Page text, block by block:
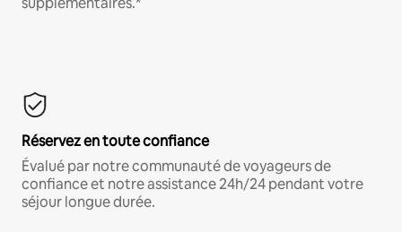
Réservez en toute confiance
Évalué par notre communauté de voyageurs de
confiance et notre assistance 24h/24 pendant votre
séjour longue durée.